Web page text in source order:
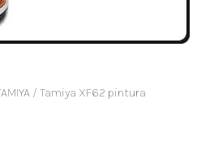
/ Tamiya XF62 pintura